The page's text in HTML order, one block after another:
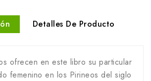
Detalles De Producto
ofrecen en este libro su particular
femenino en los Pirineos del siglo